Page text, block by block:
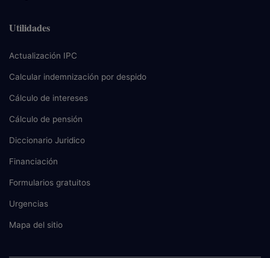
Utilidades
Actualización IPC
Calcular indemnización por despido
Cálculo de intereses
Cálculo de pensión
Diccionario Juridico
Financiación
Formularios gratuitos
Urgencias
Mapa del sitio